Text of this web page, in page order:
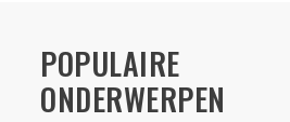
POPULAIRE
ONDERWERPEN